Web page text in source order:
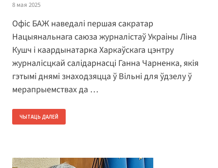
8 мая 2025
Офіс БАЖ наведалі першая сакратар
Нацыянальнага саюза журналістаў Украіны Ліна
Кушч і каардынатарка Харкаўскага цэнтру
журналісцкай салідарнасці Ганна Чарненка, якія
гэтымі днямі знаходзяцца ў Вільні для ўдзелу ў
мерапрыемствах да …
ЧЫТАЦЬ ДАЛЕЙ